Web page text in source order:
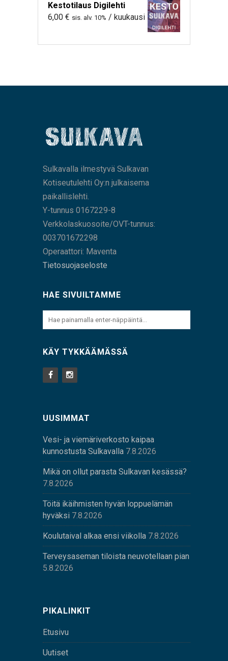
Kestotilaus Digilehti
6,00 € sis. alv. 10% / kuukausi
Sulkavalla ilmestyvä Sulkavan
Kotiseutulehti Oy:n julkaisema
paikallislehti.
Y-tunnus 0167229-8
Verkkolaskuosoite/OVT-tunnus:
003701672298
Operaattori: Maventa
Tietosuojaseloste
HAE SIVUILTAMME
KÄY TYKKÄÄMÄSSÄ
UUSIMMAT
Vesi- ja viemäriverkosto kaipaa
kunnostusta Sulkavalla 7.8.2026
Mikä on ollut parasta Sulkavan kesässä?
7.8.2026
Töitä ikäihmisten hyvän loppuelämän
hyväksi 7.8.2026
Koulutaival alkaa ensi viikolla 7.8.2026
Terveysaseman tiloista neuvotellaan pian
5.8.2026
PIKALINKIT
Etusivu
Uutiset